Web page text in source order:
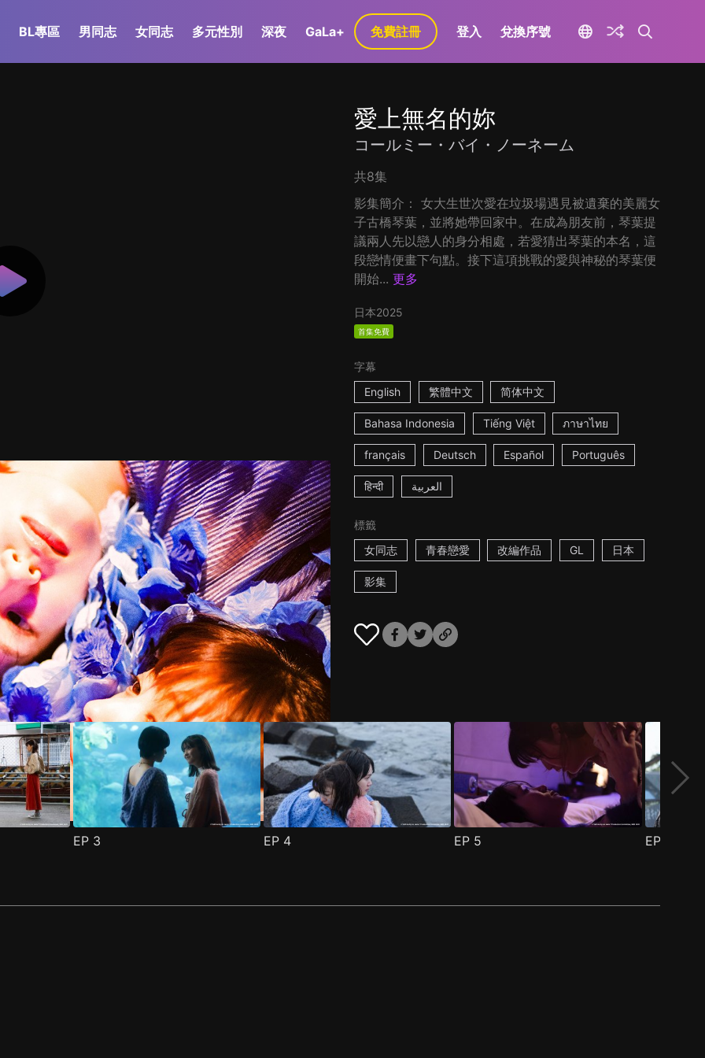
BL專區 男同志 女同志 多元性別 深夜 GaLa+ 免費註冊 登入 兌換序號
愛上無名的妳
コールミー・バイ・ノーネーム
共8集
影集簡介： 女大生世次愛在垃圾場遇見被遺棄的美麗女
子古橋琴葉，並將她帶回家中。在成為朋友前，琴葉提
議兩人先以戀人的身分相處，若愛猜出琴葉的本名，這
段戀情便畫下句點。接下這項挑戰的愛與神秘的琴葉便
開始... 更多
日本2025
首集免費
字幕
English
繁體中文 简体中文
Bahasa Indonesia Tiếng Việt ภาษาไทย
français Deutsch Español Português
हिन्दी العربية
標籤
女同志
青春戀愛 改編作品 GL 日本
影集
EP 3 EP 4 EP 5 EP